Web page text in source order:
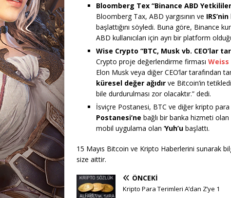
Bloomberg Tex “Binance ABD
Bloomberg Tax, ABD yargısının ve
başlattığını söyledi. Buna göre, Binance
ABD kullanıcıları için ayrı bir platform
Wise Crypto “BTC, Musk vb. CEO’lar
Crypto proje değerlendirme firması
Elon Musk veya diğer CEO’lar tarafından
küresel değer ağıdır ve Bitcoin’in
bile durdurulması zor olacaktır.” dedi.
İsviçre Postanesi, BTC ve diğer kripto
Postanesi’ne bağlı bir banka hizmeti
mobil uygulama olan ‘Yuh’u başlattı.
15 Mayıs Bitcoin ve Kripto Haberlerini sunarak
size aittir.
ÖNCEKI
Kripto Para Terimleri A’dan Z’ye 1